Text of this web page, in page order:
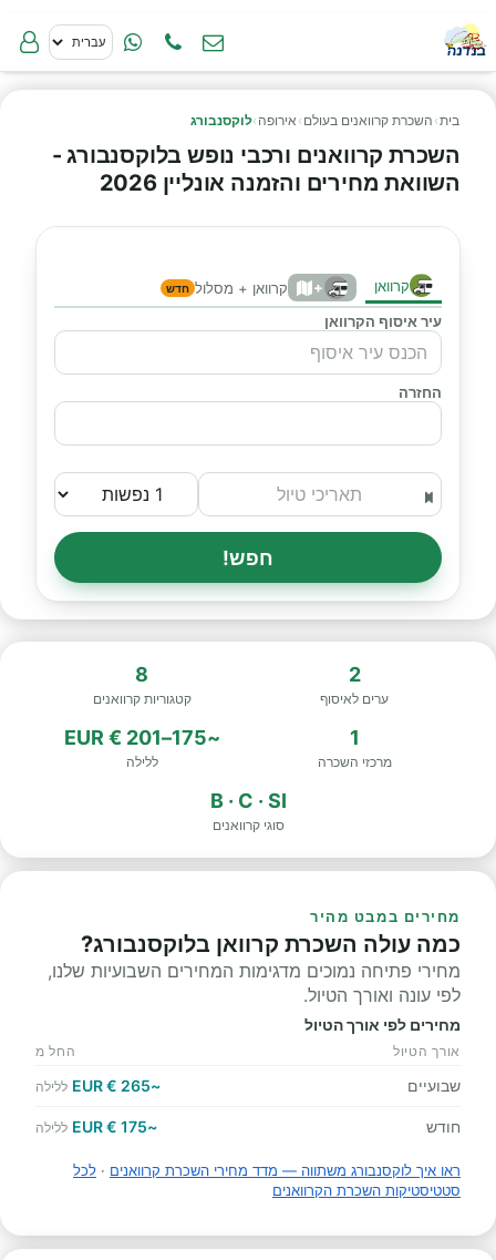
בית› השכרת קרוואנים בעולם › אירופה ›לוקסנבורג
השכרת קרוואנים ורכבי נופש בלוקסנבורג -
השוואת מחירים והזמנה אונליין 2026
קרוואן + קרוואן + מסלול חדש
עיר איסוף הקרוואן
החזרה
חפש!
2
ערים לאיסוף
8
קטגוריות קרוואנים
1
מרכזי השכרה
~175–201 € EUR
ללילה
B · C · SI
סוגי קרוואנים
מחירים במבט מהיר
כמה עולה השכרת קרוואן בלוקסנבורג?
מחירי פתיחה נמוכים מדגימות המחירים השבועיות שלנו,
לפי עונה ואורך הטיול.
מחירים לפי אורך הטיול
אורך הטיול החל מ
שבועיים ~265 € EUR ללילה
חודש ~175 € EUR ללילה
ראו איך לוקסנבורג משתווה — מדד מחירי השכרת קרוואנים · לכל
סטטיסטיקות השכרת הקרוואנים